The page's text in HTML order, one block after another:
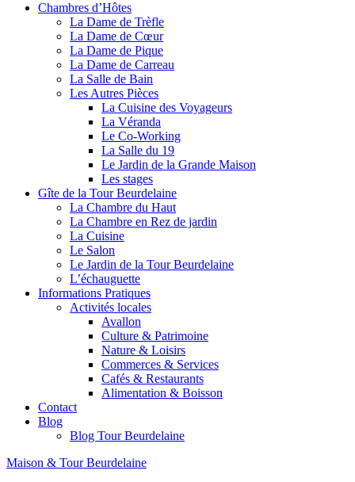
Chambres d’Hôtes
La Dame de Trèfle
La Dame de Cœur
La Dame de Pique
La Dame de Carreau
La Salle de Bain
Les Autres Pièces
La Cuisine des Voyageurs
La Véranda
Le Co-Working
La Salle du 19
Le Jardin de la Grande Maison
Les stages
Gîte de la Tour Beurdelaine
La Chambre du Haut
La Chambre en Rez de jardin
La Cuisine
Le Salon
Le Jardin de la Tour Beurdelaine
L’échauguette
Informations Pratiques
Activités locales
Avallon
Culture & Patrimoine
Nature & Loisirs
Commerces & Services
Cafés & Restaurants
Alimentation & Boisson
Contact
Blog
Blog Tour Beurdelaine
Maison & Tour Beurdelaine